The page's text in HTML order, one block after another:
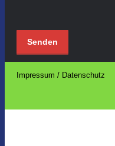
Impressum / Datenschutz